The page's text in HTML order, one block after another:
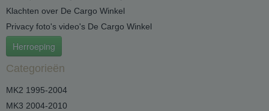
Klachten over De Cargo Winkel
Privacy foto's video's De Cargo Winkel
Herroeping
Categorieën
MK2 1995-2004
MK3 2004-2010